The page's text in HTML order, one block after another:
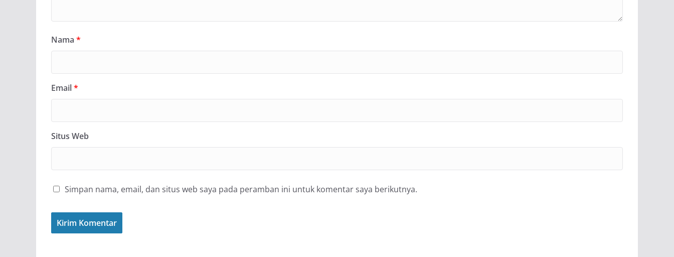
Nama *
Email*
Situs Web
Simpan nama, email, dan situs web saya pada peramban ini untuk komentar saya berikutnya.